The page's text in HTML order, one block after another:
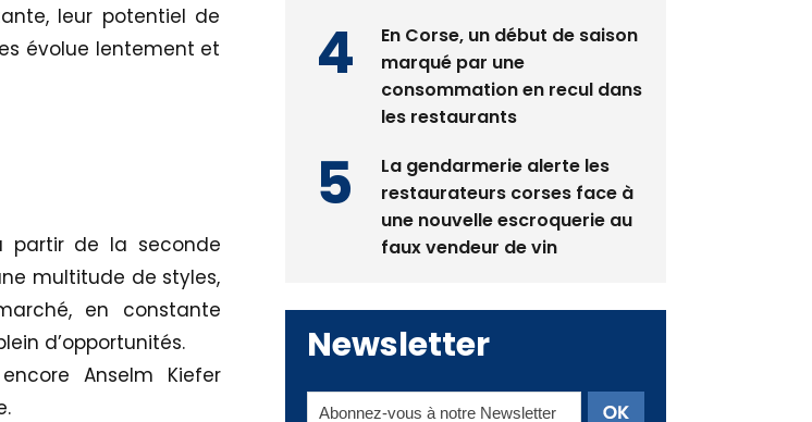
leur potentiel de
évolue lentement et
partir de la seconde
multitude de styles,
en constante
d’opportunités.
Anselm Kiefer
spectacle ?
En Corse, un début de saison
marqué par une
les restaurants
La gendarmerie alerte les
restaurateurs corses face à
Newsletter